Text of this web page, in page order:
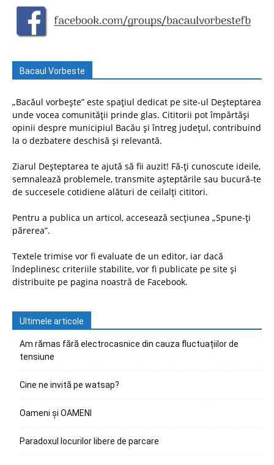
Bacaul Vorbeste
„Bacăul vorbește” este spațiul dedicat pe site-ul Deșteptarea
unde vocea comunității prinde glas. Cititorii pot împărtăși
opinii despre municipiul Bacău și întreg județul, contribuind
la o dezbatere deschisă și relevantă.
Ziarul Deșteptarea te ajută să fii auzit! Fă-ți cunoscute ideile,
semnalează problemele, transmite așteptările sau bucură-te
de succesele cotidiene alături de ceilalți cititori.
Pentru a publica un articol, accesează secțiunea „Spune-ți
părerea”.
Textele trimise vor fi evaluate de un editor, iar dacă
îndeplinesc criteriile stabilite, vor fi publicate pe site și
distribuite pe pagina noastră de Facebook.
Ultimele articole
Am rămas fără electrocasnice din cauza fluctuațiilor de
tensiune
Cine ne invită pe watsap?
Oameni și OAMENI
Paradoxul locurilor libere de parcare